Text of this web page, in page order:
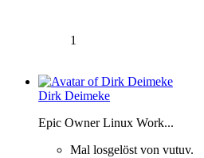
1
Dirk Deimeke
Epic Owner Linux Work...
Mal losgelöst von vutuv.